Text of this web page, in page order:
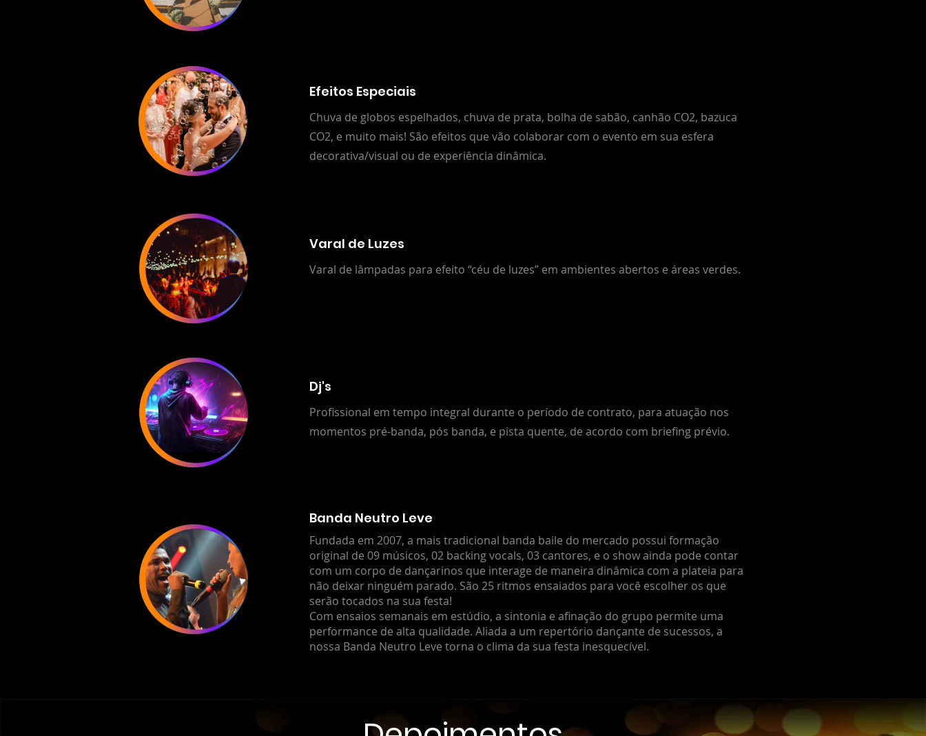
Efeitos Especiais
Chuva de globos espelhados, chuva de prata, bolha de sabão, canhão CO2, bazuca
CO2, e muito mais! São efeitos que vão colaborar com o evento em sua esfera
decorativa/visual ou de experiência dinâmica.
Varal de Luzes
Varal de lâmpadas para efeito “céu de luzes” em ambientes abertos e áreas verdes.
Banda Neutro Leve
Fundada em 2007, a mais tradicional banda baile do mercado possui formação
original de 09 músicos, 02 backing vocals, 03 cantores, e o show ainda pode contar
com um corpo de dançarinos que interage de maneira dinâmica com a plateia para
não deixar ninguém parado. São 25 ritmos ensaiados para você escolher os que
serão tocados na sua festa!
Com ensaios semanais em estúdio, a sintonia e afinação do grupo permite uma
performance de alta qualidade. Aliada a um repertório dançante de sucessos, a
nossa Banda Neutro Leve torna o clima da sua festa inesquecível.
Dj's
Profissional em tempo integral durante o período de contrato, para atuação nos
momentos pré-banda, pós banda, e pista quente, de acordo com briefing prévio.